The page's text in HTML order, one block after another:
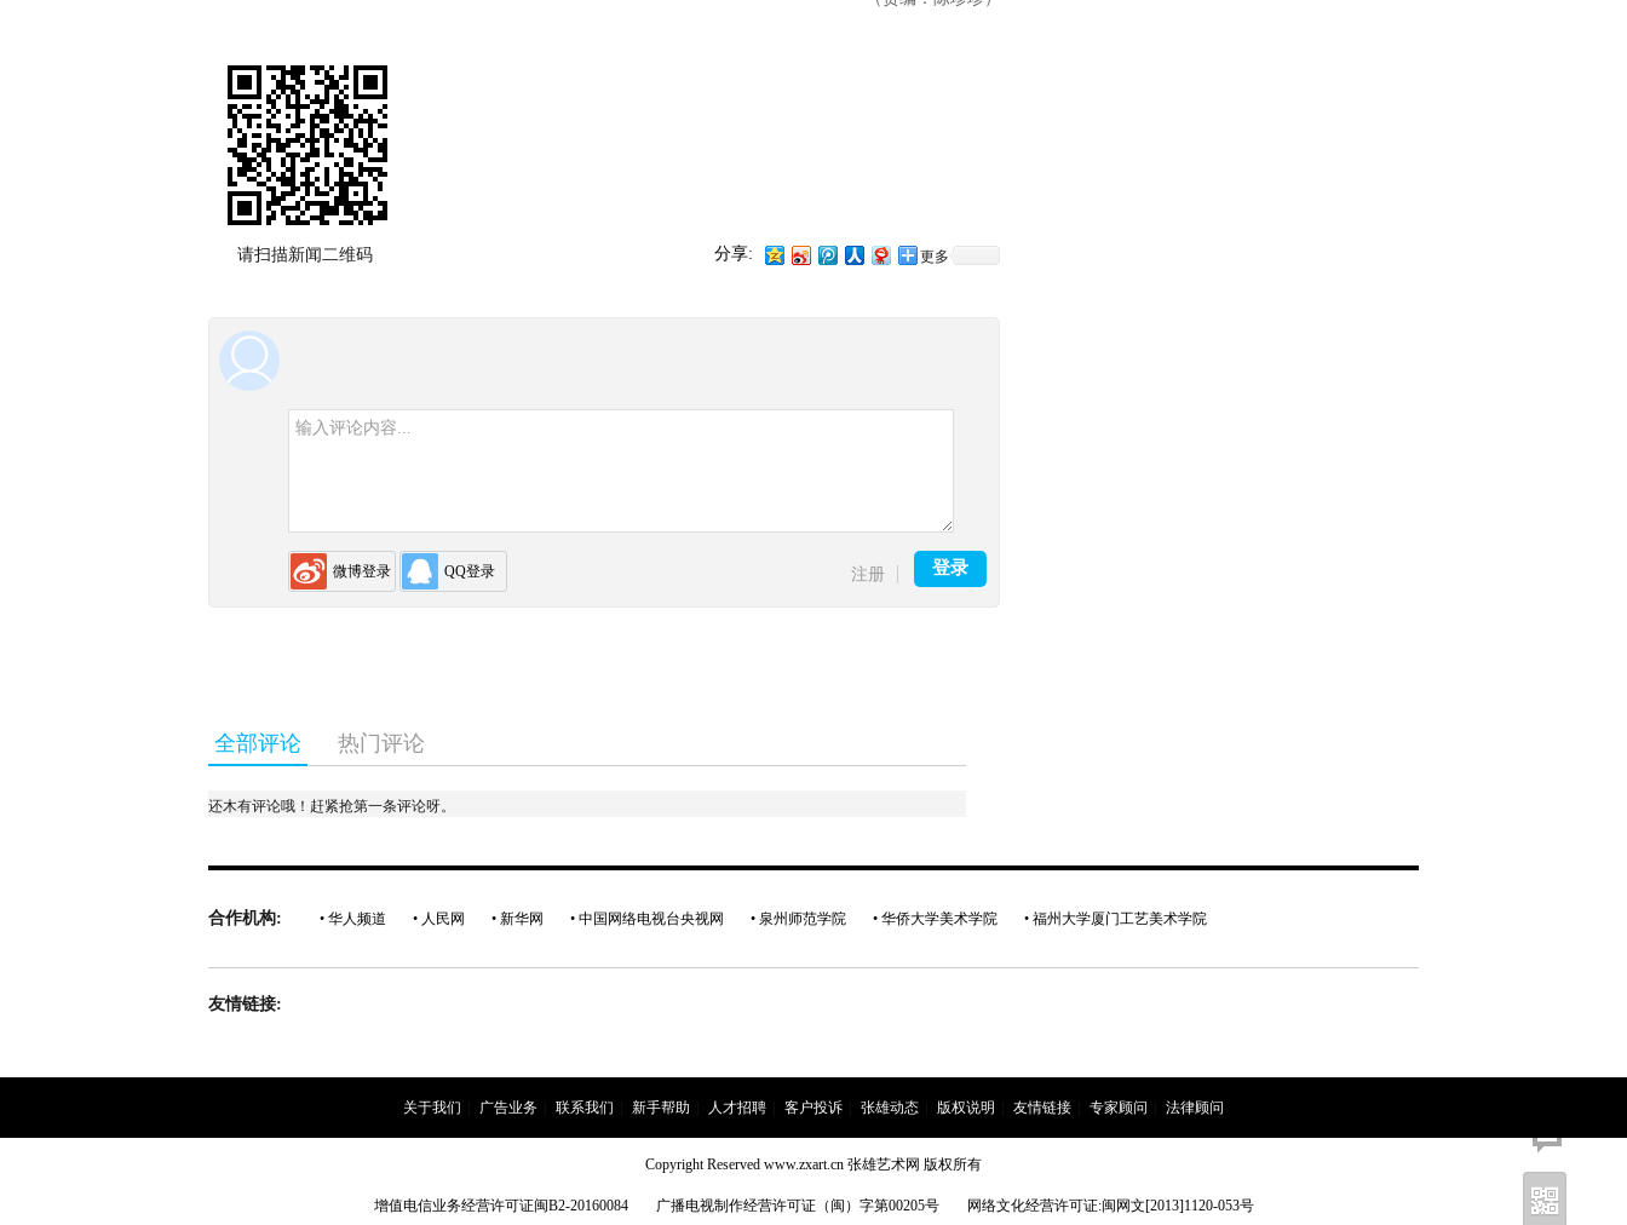
请扫描新闻二维码 分享: 更多
用户评论
微博登录 QQ登录 注册 登录
全部评论 热门评论
还木有评论哦！赶紧抢第一条评论呀。
合作机构: • 华人频道 • 人民网 • 新华网 • 中国网络电视台央视网 • 泉州师范学院 • 华侨大学美术学院 • 福州大学厦门工艺美术学院
友情链接:
关于我们 广告业务 联系我们 新手帮助 人才招聘 客户投诉 张雄动态 版权说明 友情链接 专家顾问 法律顾问
Copyright Reserved www.zxart.cn 张雄艺术网 版权所有
增值电信业务经营许可证闽B2-20160084 广播电视制作经营许可证（闽）字第00205号 网络文化经营许可证:闽网文[2013]1120-053号